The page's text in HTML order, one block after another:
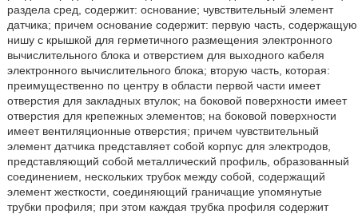
раздела сред, содержит: основание; чувствительный элемент
датчика; причем основание содержит: первую часть, содержащую
нишу с крышкой для герметичного размещения электронного
вычислительного блока и отверстием для выходного кабеля
электронного вычислительного блока; вторую часть, которая:
преимущественно по центру в области первой части имеет
отверстия для закладных втулок; на боковой поверхности имеет
отверстия для крепежных элементов; на боковой поверхности
имеет вентиляционные отверстия; причем чувствительный
элемент датчика представляет собой корпус для электродов,
представляющий собой металлический профиль, образованный
соединением, нескольких трубок между собой, содержащий
элемент жесткости, соединяющий граничащие упомянутые
трубки профиля; при этом каждая трубка профиля содержит